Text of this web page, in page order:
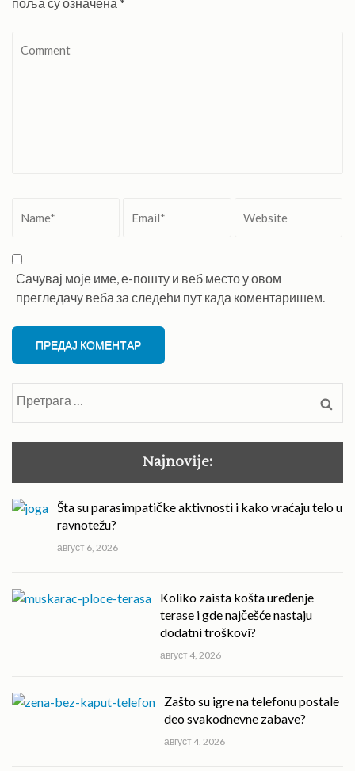
Сачувај моје име, е-пошту и веб место у овом
прегледачу веба за следећи пут када коментаришем.
Najnovije:
Šta su parasimpatičke aktivnosti i kako vraćaju telo u
ravnotežu?
август 6, 2026
Koliko zaista košta uređenje
terase i gde najčešće nastaju
dodatni troškovi?
август 4, 2026
Zašto su igre na telefonu postale
deo svakodnevne zabave?
август 4, 2026